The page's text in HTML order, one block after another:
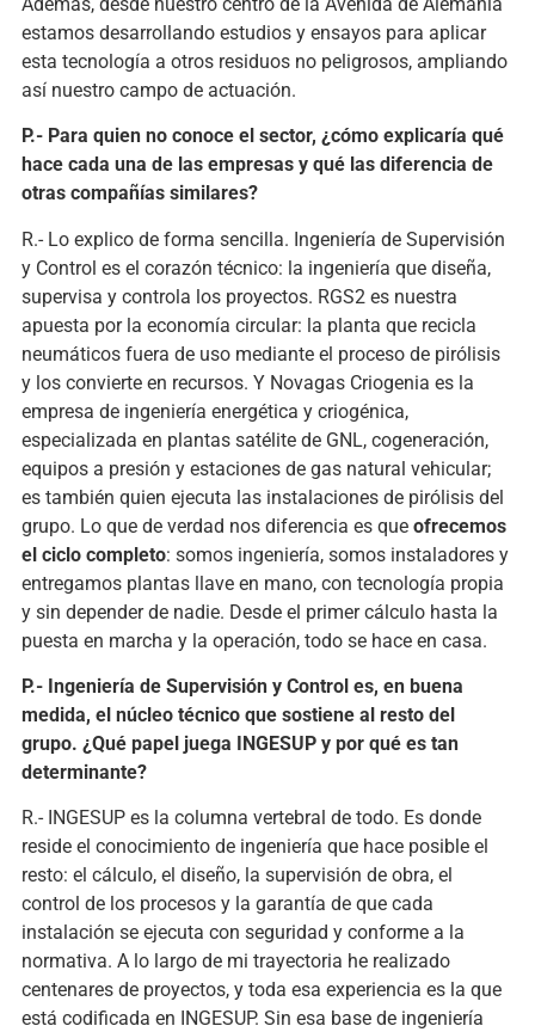
estamos desarrollando estudios y ensayos para aplicar
esta tecnología a otros residuos no peligrosos, ampliando
así nuestro campo de actuación.
P.- Para quien no conoce el sector, ¿cómo explicaría qué
hace cada una de las empresas y qué las diferencia de
otras compañías similares?
R.- Lo explico de forma sencilla. Ingeniería de Supervisión
y Control es el corazón técnico: la ingeniería que diseña,
supervisa y controla los proyectos. RGS2 es nuestra
apuesta por la economía circular: la planta que recicla
neumáticos fuera de uso mediante el proceso de pirólisis
y los convierte en recursos. Y Novagas Criogenia es la
empresa de ingeniería energética y criogénica,
especializada en plantas satélite de GNL, cogeneración,
equipos a presión y estaciones de gas natural vehicular;
es también quien ejecuta las instalaciones de pirólisis del
grupo. Lo que de verdad nos diferencia es que ofrecemos
el ciclo completo: somos ingeniería, somos instaladores y
entregamos plantas llave en mano, con tecnología propia
y sin depender de nadie. Desde el primer cálculo hasta la
puesta en marcha y la operación, todo se hace en casa.
P.- Ingeniería de Supervisión y Control es, en buena
medida, el núcleo técnico que sostiene al resto del
grupo. ¿Qué papel juega INGESUP y por qué es tan
determinante?
R.- INGESUP es la columna vertebral de todo. Es donde
reside el conocimiento de ingeniería que hace posible el
resto: el cálculo, el diseño, la supervisión de obra, el
control de los procesos y la garantía de que cada
instalación se ejecuta con seguridad y conforme a la
normativa. A lo largo de mi trayectoria he realizado
centenares de proyectos, y toda esa experiencia es la que
está codificada en INGESUP. Sin esa base de ingeniería